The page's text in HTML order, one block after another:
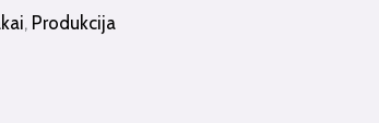
, Produkcija